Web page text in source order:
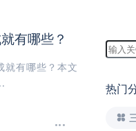
有哪些？
就有哪些？本文
热门